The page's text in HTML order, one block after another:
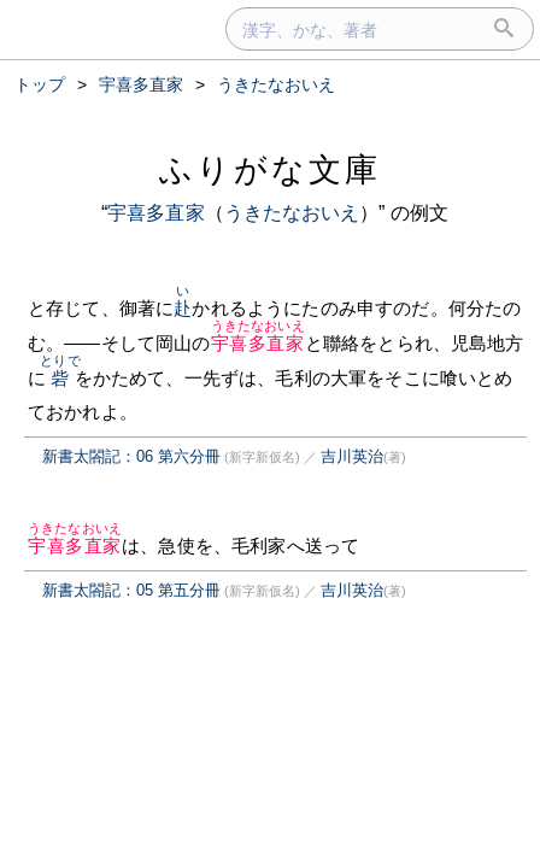
トップ > 宇喜多直家 > うきたなおいえ
ふりがな文庫
“宇喜多直家 （ うきたなおいえ ）” の例文
と存じて、御著に赴
い
かれるようにたのみ申すのだ。何分たの
む。——そして岡山の宇喜多直家
うきたなおいえ
と聯絡をとられ、児島地方
に 砦
とりで
をかためて、一先ずは、毛利の大軍をそこに喰いとめ
ておかれよ。
新書太閤記：06 第六分冊 (新字新仮名) ／ 吉川英治(著)
宇喜多直家
うきたなおいえ
は、急使を、毛利家へ送って
新書太閤記：05 第五分冊 (新字新仮名) ／ 吉川英治(著)